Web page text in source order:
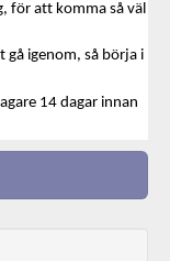
, för att komma så väl
gå igenom, så börja i
14 dagar innan